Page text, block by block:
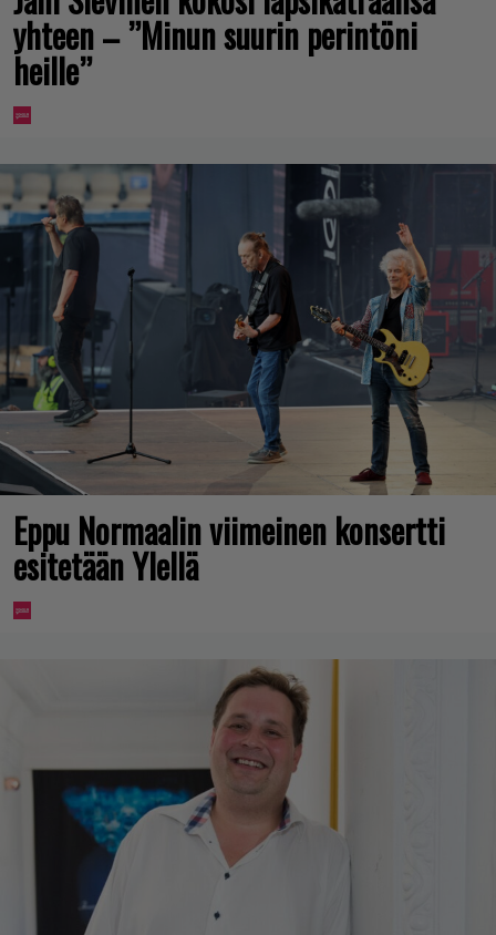
yhteen – ”Minun suurin perintöni
heille”
Eppu Normaalin viimeinen konsertti
esitetään Ylellä